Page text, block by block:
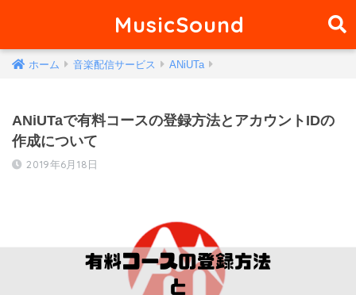
MusicSound
ホーム 音楽配信サービス ANiUTa
ANiUTaで有料コースの登録方法とアカウントIDの
作成について
2019年6月18日